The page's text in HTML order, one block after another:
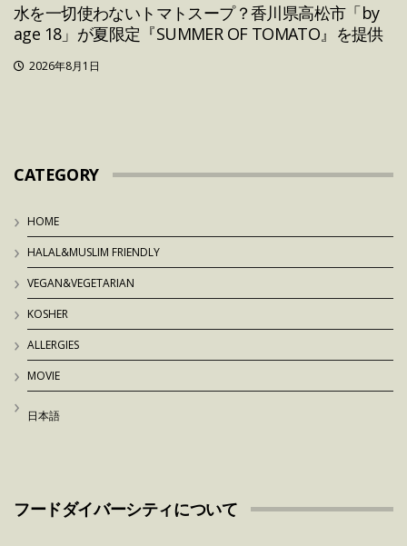
水を一切使わないトマトスープ？香川県高松市「by
age 18」が夏限定『SUMMER OF TOMATO』を提供
2026年8月1日
CATEGORY
HOME
HALAL&MUSLIM FRIENDLY
VEGAN&VEGETARIAN
KOSHER
ALLERGIES
MOVIE
日本語
フードダイバーシティについて